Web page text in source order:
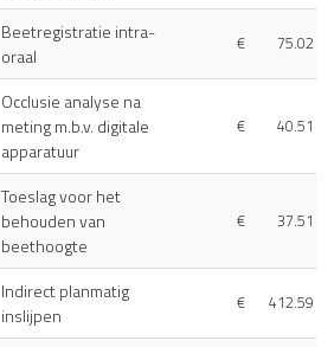
Beetregistratie intra-
oraal
€ 75.02
Occlusie analyse na
meting m.b.v. digitale
apparatuur
€ 40.51
Toeslag voor het
behouden van
beethoogte
€ 37.51
Indirect planmatig
inslijpen
€ 412.59